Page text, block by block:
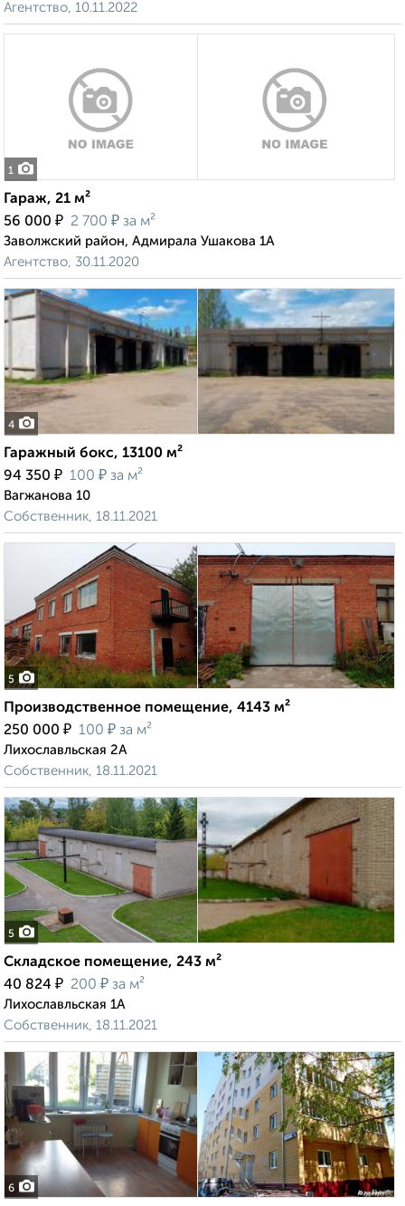
Агентство, 10.11.2022
1
Гараж, 21 м²
56 000 ₽ 2 700 ₽ за м²
Заволжский район, Адмирала Ушакова 1А
Агентство, 30.11.2020
4
Гаражный бокс, 13100 м²
94 350 ₽ 100 ₽ за м²
Вагжанова 10
Собственник, 18.11.2021
5
Производственное помещение, 4143 м²
250 000 ₽ 100 ₽ за м²
Лихославльская 2А
Собственник, 18.11.2021
5
Складское помещение, 243 м²
40 824 ₽ 200 ₽ за м²
Лихославльская 1А
Собственник, 18.11.2021
6